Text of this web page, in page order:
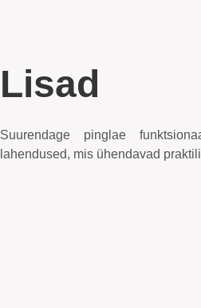
Lisad
Suurendage pinglae
lahendused, mis ühendavad